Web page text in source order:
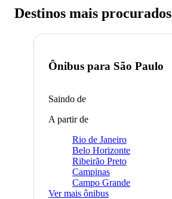
Destinos mais procurados
Ônibus para São Paulo
Saindo de
A partir de
Rio de Janeiro
Belo Horizonte
Ribeirão Preto
Campinas
Campo Grande
Ver mais ônibus